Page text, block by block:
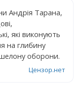
Андрія Тарана,
які виконують
на глибину
оборони.
Цензор.нет